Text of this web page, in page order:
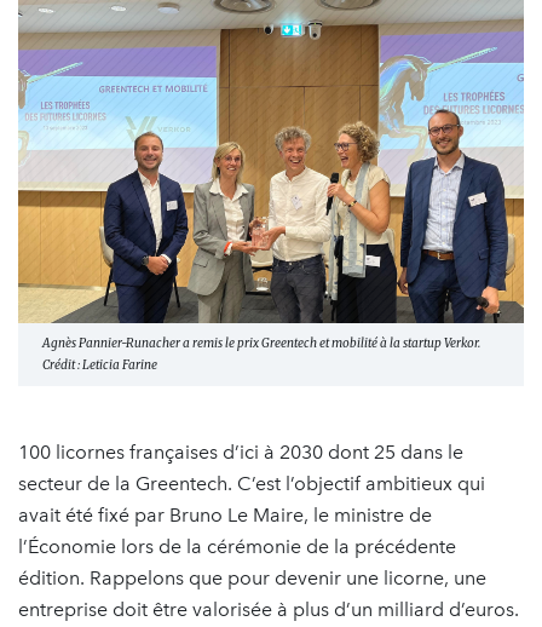
Agnès Pannier-Runacher a remis le prix Greentech et mobilité à la startup Verkor.
Crédit : Leticia Farine
100 licornes françaises d’ici à 2030 dont 25 dans le
secteur de la Greentech. C’est l’objectif ambitieux qui
avait été fixé par Bruno Le Maire, le ministre de
l’Économie lors de la cérémonie de la précédente
édition. Rappelons que pour devenir une licorne, une
entreprise doit être valorisée à plus d’un milliard d’euros.